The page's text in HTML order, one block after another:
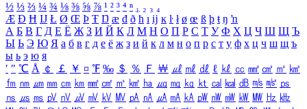
½ ⅓ ⅔ ¼ ¾ ⅛ ⅜ ⅝ ⅞ ¹ ² ³ ⁴ ⁿ ₁ ₂ ₃ ₄
Æ Ð Ħ Ĳ Ł Ø Œ Þ Ŧ Ŋ æ đ ð ħ ı ĳ ĸ ŀ ł ø œ ß þ ŧ ŋ ŉ
А Б В Г Д Е Ё Ж З И Й К Л М Н О П Р С Т У Ф Х Ц Ч Ш Щ Ъ
Ы Ь Э Ю Я а б в г д е ё ж з и й к л м н о п р с т у ф х ц ч ш щ ъ
ы ь э ю я
′ ″ ℃ Å ￠ ￡ ￥ ¤ ℉ ‰ ＄ ％ Ｆ ￦ ㎕ ㎖ ㎗ ℓ ㎘ ㏄ ㎣ ㎤ ㎥ ㎦
㎙ ㎚ ㎛ ㎜ ㎝ ㎞ ㎟ ㎠ ㎡ ㎢ ㏊ ㎍ ㎎ ㎏ ㏏ ㎈ ㎉ ㏈ ㎧ ㎨ ㎰
㎱ ㎲ ㎳ ㎴ ㎵ ㎶ ㎷ ㎸ ㎹ ㎀ ㎁ ㎂ ㎃ ㎄ ㎺ ㎻ ㎽ ㎾ ㎿ ㎐ ㎑